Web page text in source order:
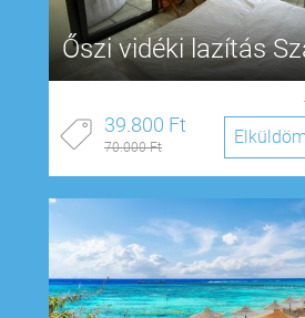
Őszi vidéki lazítás
39.800 Ft
70.000 Ft Elküldöm